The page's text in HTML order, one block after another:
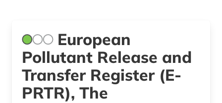
European
Pollutant Release and
Transfer Register (E-
PRTR), The